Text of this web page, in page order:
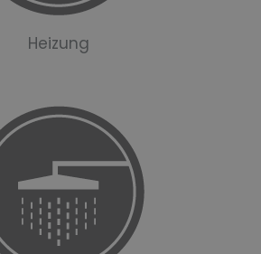
Heizung